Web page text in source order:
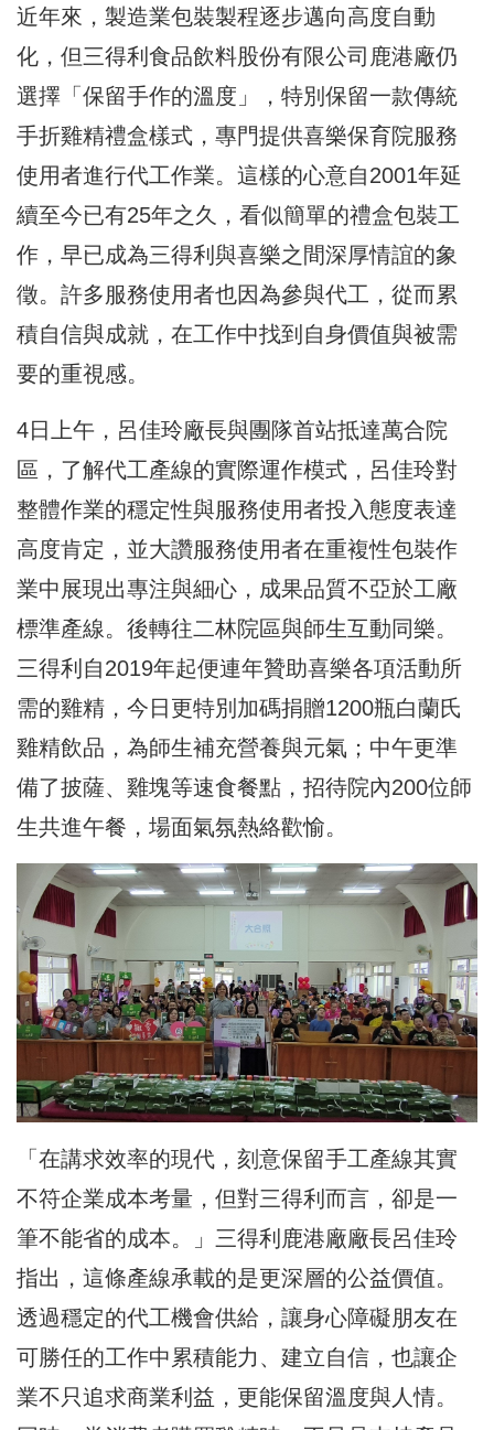
近年來，製造業包裝製程逐步邁向高度自動
化，但三得利食品飲料股份有限公司鹿港廠仍
選擇「保留手作的溫度」，特別保留一款傳統
手折雞精禮盒樣式，專門提供喜樂保育院服務
使用者進行代工作業。這樣的心意自2001年延
續至今已有25年之久，看似簡單的禮盒包裝工
作，早已成為三得利與喜樂之間深厚情誼的象
徵。許多服務使用者也因為參與代工，從而累
積自信與成就，在工作中找到自身價值與被需
要的重視感。
4日上午，呂佳玲廠長與團隊首站抵達萬合院
區，了解代工產線的實際運作模式，呂佳玲對
整體作業的穩定性與服務使用者投入態度表達
高度肯定，並大讚服務使用者在重複性包裝作
業中展現出專注與細心，成果品質不亞於工廠
標準產線。後轉往二林院區與師生互動同樂。
三得利自2019年起便連年贊助喜樂各項活動所
需的雞精，今日更特別加碼捐贈1200瓶白蘭氏
雞精飲品，為師生補充營養與元氣；中午更準
備了披薩、雞塊等速食餐點，招待院內200位師
生共進午餐，場面氣氛熱絡歡愉。
「在講求效率的現代，刻意保留手工產線其實
不符企業成本考量，但對三得利而言，卻是一
筆不能省的成本。」三得利鹿港廠廠長呂佳玲
指出，這條產線承載的是更深層的公益價值。
透過穩定的代工機會供給，讓身心障礙朋友在
可勝任的工作中累積能力、建立自信，也讓企
業不只追求商業利益，更能保留溫度與人情。